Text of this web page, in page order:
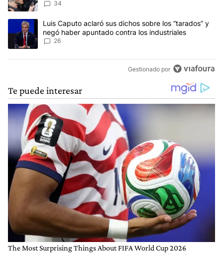
34
Un artículo de tendencia con el título "Luis Caputo aclaró sus
Luis Caputo aclaró sus dichos sobre los “tarados” y
negó haber apuntado contra los industriales
26
Gestionado por